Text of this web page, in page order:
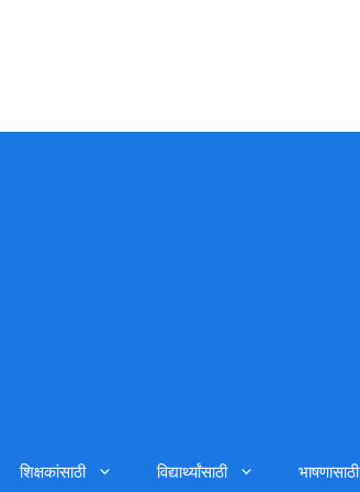
शिक्षकांसाठी विद्यार्थ्यांसाठी भाषणासाठी